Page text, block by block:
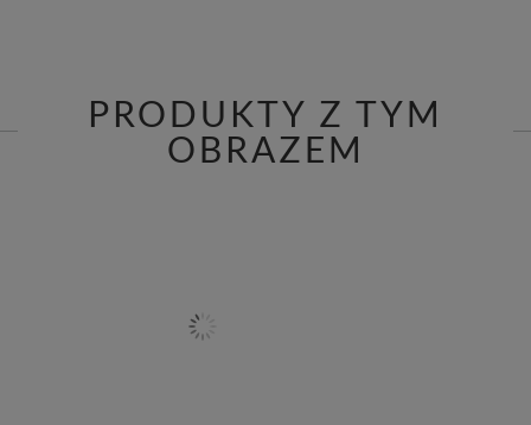
PRODUKTY Z TYM
OBRAZEM